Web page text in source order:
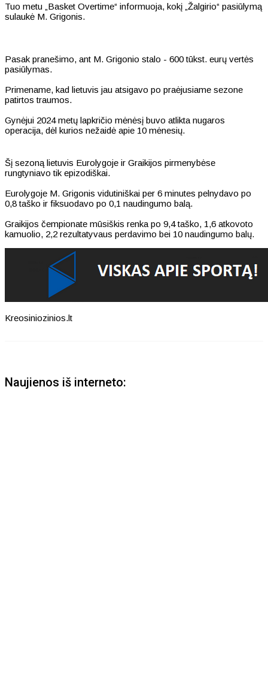
Tuo metu „Basket Overtime“ informuoja, kokį „Žalgirio“ pasiūlymą
sulaukė M. Grigonis.
Pasak pranešimo, ant M. Grigonio stalo - 600 tūkst. eurų vertės
pasiūlymas.
Primename, kad lietuvis jau atsigavo po praėjusiame sezone
patirtos traumos.
Gynėjui 2024 metų lapkričio mėnėsį buvo atlikta nugaros
operacija, dėl kurios nežaidė apie 10 mėnesių.
Šį sezoną lietuvis Eurolygoje ir Graikijos pirmenybėse
rungtyniavo tik epizodiškai.
Eurolygoje M. Grigonis vidutiniškai per 6 minutes pelnydavo po
0,8 taško ir fiksuodavo po 0,1 naudingumo balą.
Graikijos čempionate mūsiškis renka po 9,4 taško, 1,6 atkovoto
kamuolio, 2,2 rezultatyvaus perdavimo bei 10 naudingumo balų.
Kreosiniozinios.lt
Naujienos iš interneto: